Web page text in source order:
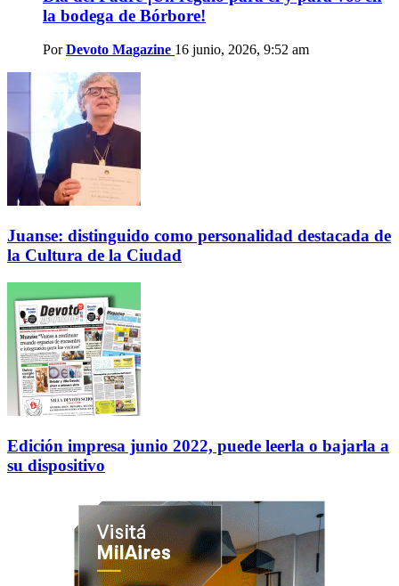
la bodega de Bórbore!
Por Devoto Magazine 16 junio, 2026, 9:52 am
Juanse: distinguido como personalidad destacada de
la Cultura de la Ciudad
Edición impresa junio 2022, puede leerla o bajarla a
su dispositivo